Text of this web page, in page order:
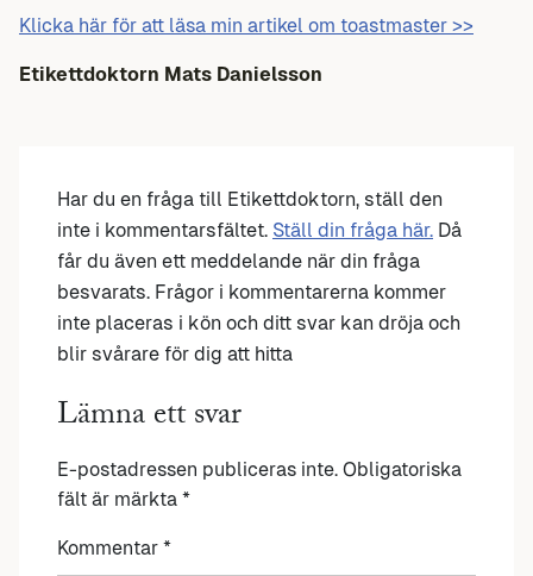
Klicka här för att läsa min artikel om toastmaster >>
Etikettdoktorn Mats Danielsson
Har du en fråga till Etikettdoktorn, ställ den
inte i kommentarsfältet. Ställ din fråga här. Då
får du även ett meddelande när din fråga
besvarats. Frågor i kommentarerna kommer
inte placeras i kön och ditt svar kan dröja och
blir svårare för dig att hitta
Lämna ett svar
E-postadressen publiceras inte. Obligatoriska
fält är märkta *
Kommentar *